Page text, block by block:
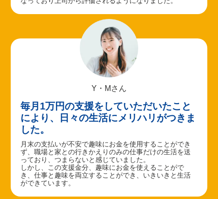
Y・Mさん
毎月1万円の支援をしていただいたこと
により、日々の生活にメリハリがつきま
した。
月末の支払いが不安で趣味にお金を使用することができ
ず、職場と家との行きかえりのみの仕事だけの生活を送
っており、つまらないと感じていました。
しかし、この支援金分、趣味にお金を使えることがで
き、仕事と趣味を両立することができ、いきいきと生活
ができています。